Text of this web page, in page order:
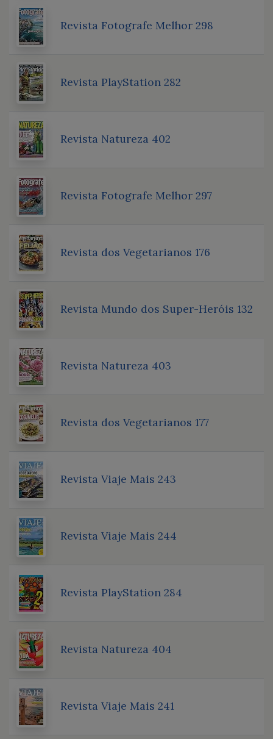
Revista Fotografe Melhor 298
Revista PlayStation 282
Revista Natureza 402
Revista Fotografe Melhor 297
Revista dos Vegetarianos 176
Revista Mundo dos Super-Heróis 132
Revista Natureza 403
Revista dos Vegetarianos 177
Revista Viaje Mais 243
Revista Viaje Mais 244
Revista PlayStation 284
Revista Natureza 404
Revista Viaje Mais 241